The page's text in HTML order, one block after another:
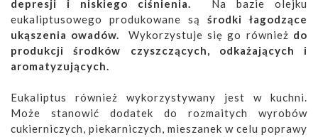
depresji i niskiego ciśnienia. Na bazie olejku
eukaliptusowego produkowane są środki łagodzące
ukąszenia owadów. Wykorzystuje się go również do
produkcji środków czyszczących, odkażających i
aromatyzujących.
Eukaliptus również wykorzystywany jest w kuchni.
Może stanowić dodatek do rozmaitych wyrobów
cukierniczych, piekarniczych, mieszanek w celu poprawy